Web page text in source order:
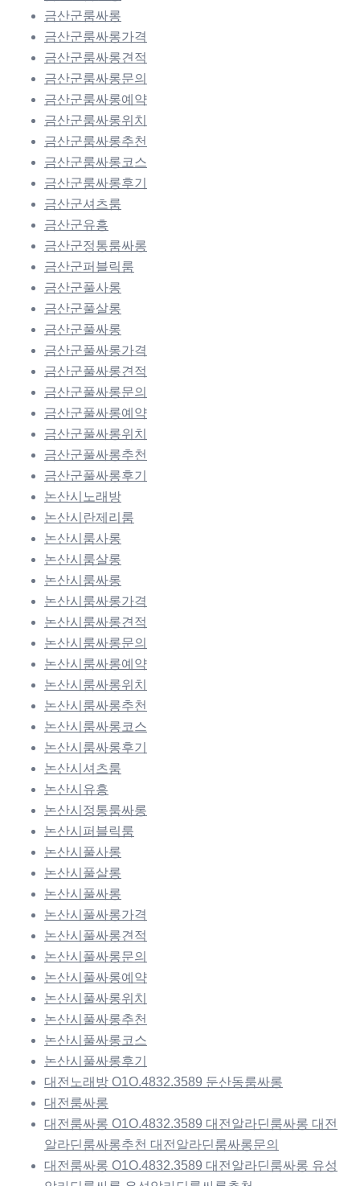
금산군룸싸롱
금산군룸싸롱가격
금산군룸싸롱견적
금산군룸싸롱문의
금산군룸싸롱예약
금산군룸싸롱위치
금산군룸싸롱추천
금산군룸싸롱코스
금산군룸싸롱후기
금산군셔츠룸
금산군유흥
금산군정통룸싸롱
금산군퍼블릭룸
금산군풀사롱
금산군풀살롱
금산군풀싸롱
금산군풀싸롱가격
금산군풀싸롱견적
금산군풀싸롱문의
금산군풀싸롱예약
금산군풀싸롱위치
금산군풀싸롱추천
금산군풀싸롱후기
논산시노래방
논산시란제리룸
논산시룸사롱
논산시룸살롱
논산시룸싸롱
논산시룸싸롱가격
논산시룸싸롱견적
논산시룸싸롱문의
논산시룸싸롱예약
논산시룸싸롱위치
논산시룸싸롱추천
논산시룸싸롱코스
논산시룸싸롱후기
논산시셔츠룸
논산시유흥
논산시정통룸싸롱
논산시퍼블릭룸
논산시풀사롱
논산시풀살롱
논산시풀싸롱
논산시풀싸롱가격
논산시풀싸롱견적
논산시풀싸롱문의
논산시풀싸롱예약
논산시풀싸롱위치
논산시풀싸롱추천
논산시풀싸롱코스
논산시풀싸롱후기
대전노래방 O1O.4832.3589 둔산동룸싸롱
대전룸싸롱
대전룸싸롱 O1O.4832.3589 대전알라딘룸싸롱 대전
알라딘룸싸롱추천 대전알라딘룸싸롱문의
대전룸싸롱 O1O.4832.3589 대전알라딘룸싸롱 유성